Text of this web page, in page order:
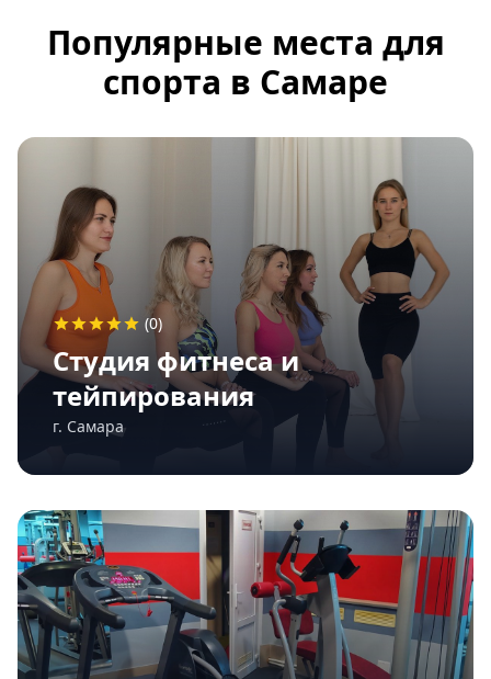
Популярные места для
спорта в Самаре
(0)
Студия фитнеса и
тейпирования
г. Самара